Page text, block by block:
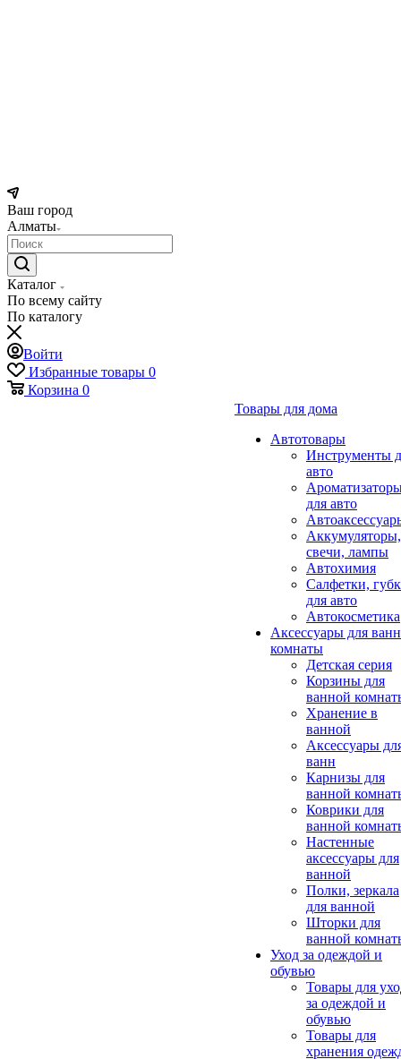
Ваш город
Алматы
Каталог
По всему сайту
По каталогу
Войти
Избранные товары 0
Корзина 0
Товары для дома
Автотовары
Инструменты
авто
для авто
Аккумуляторы,
свечи, лампы
Автохимия
Салфетки,
для авто
Автокосметика
Аксессуары для
комнаты
Детская серия
Корзины для
ванной
Хранение в
ванной
Аксессуары
ванн
Карнизы для
ванной
Коврики для
ванной
Настенные
аксессуары для
ванной
Полки, зеркала
для ванной
Шторки для
ванной
Уход за одеждой и
обувью
Товары для
за одеждой и
обувью
Товары для
хранения